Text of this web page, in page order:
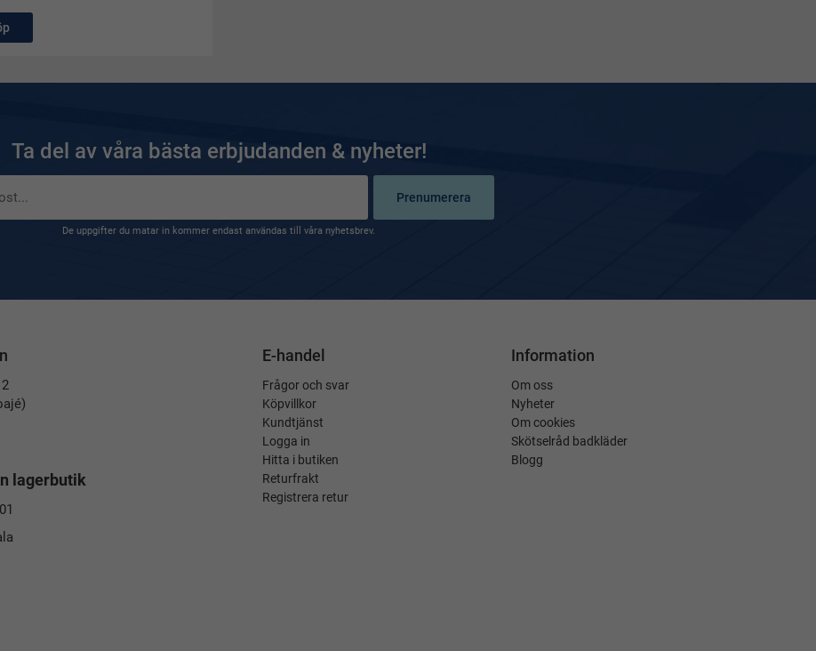
Ta del av våra bästa erbjudanden & nyheter!
Prenumerera
De uppgifter du matar in kommer endast användas till våra nyhetsbrev.
lagerbutik
E-handel
Frågor och svar
Köpvillkor
Kundtjänst
Logga in
Hitta i butiken
Returfrakt
Registrera retur
Information
Om oss
Nyheter
Om cookies
Skötselråd badkläder
Blogg